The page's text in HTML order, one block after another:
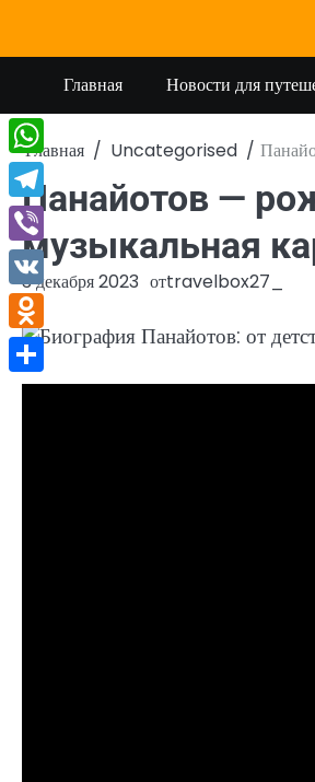
содержимому
Главная Новости для
Главная Uncategorised
Панайотов —
музыкальная
3 декабря 2023 отtravelbox27_
WhatsApp
Telegram
Viber
VK
Odnoklassniki
Отправить